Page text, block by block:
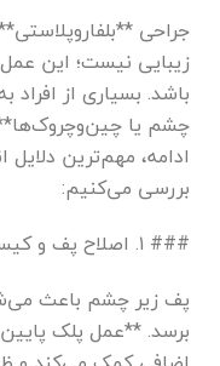
جراحی
زیبایی نیست؛ این
باشد. بسیاری از افراد
چشم یا چین‌وچروک‌ها**
ادامه، مهم‌ترین دلایل
بررسی می‌کنیم:
### ۱. اصلاح پف و کیسه‌های زیر چشم
پف زیر چشم باعث
برسد. **عمل پلک